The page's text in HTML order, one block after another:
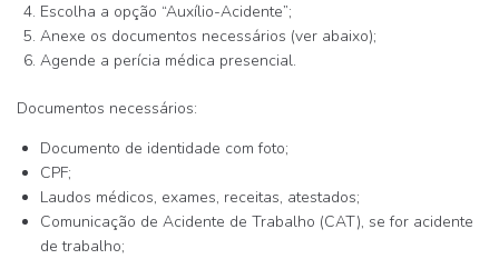
Escolha a opção “Auxílio-Acidente”;
Anexe os documentos necessários (ver abaixo);
Agende a perícia médica presencial.
Documentos necessários:
Documento de identidade com foto;
CPF;
Laudos médicos, exames, receitas, atestados;
Comunicação de Acidente de Trabalho (CAT), se for acidente
de trabalho;